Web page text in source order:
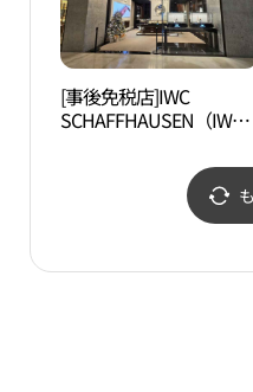
[事後免税店]IWC
SCHAFFHAUSEN（IWC
百貨店パンギョ（板橋
店(IWC 샤프하우젠 현대